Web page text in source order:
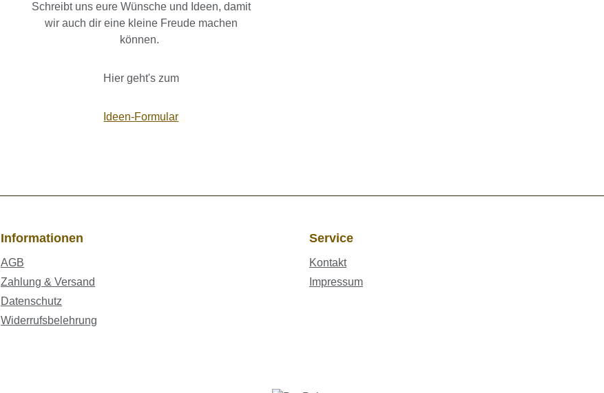
Schreibt uns eure Wünsche und Ideen, damit
wir auch dir eine kleine Freude machen
können.
Hier geht's zum
Ideen-Formular
Informationen
AGB
Zahlung & Versand
Datenschutz
Widerrufsbelehrung
Service
Kontakt
Impressum